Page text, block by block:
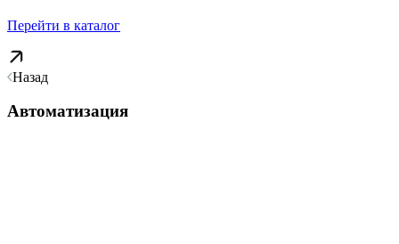
Перейти в каталог
Назад
Автоматизация